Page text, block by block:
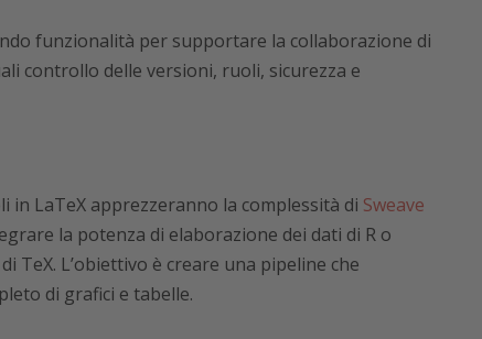
funzionalità per supportare la collaborazione di
controllo delle versioni, ruoli, sicurezza e
in LaTeX apprezzeranno la complessità di Sweave
la potenza di elaborazione dei dati di R o
TeX. L’obiettivo è creare una pipeline che
di grafici e tabelle.